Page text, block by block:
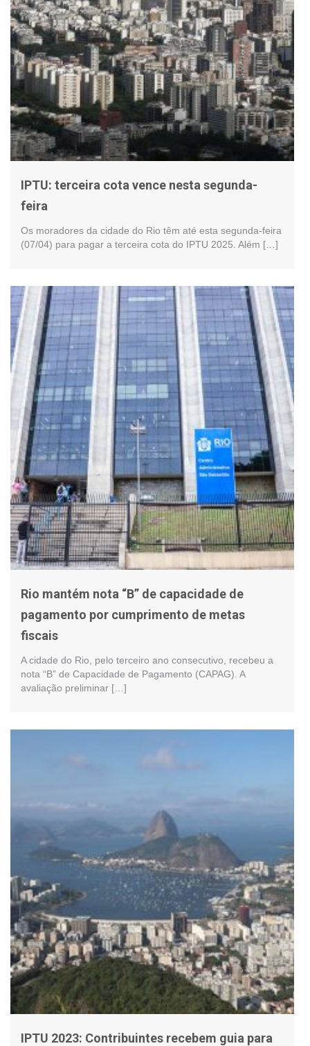
IPTU: terceira cota vence nesta segunda-
feira
Os moradores da cidade do Rio têm até esta segunda-feira
(07/04) para pagar a terceira cota do IPTU 2025. Além […]
Rio mantém nota “B” de capacidade de
pagamento por cumprimento de metas
fiscais
A cidade do Rio, pelo terceiro ano consecutivo, recebeu a
nota “B” de Capacidade de Pagamento (CAPAG). A
avaliação preliminar […]
IPTU 2023: Contribuintes recebem guia para